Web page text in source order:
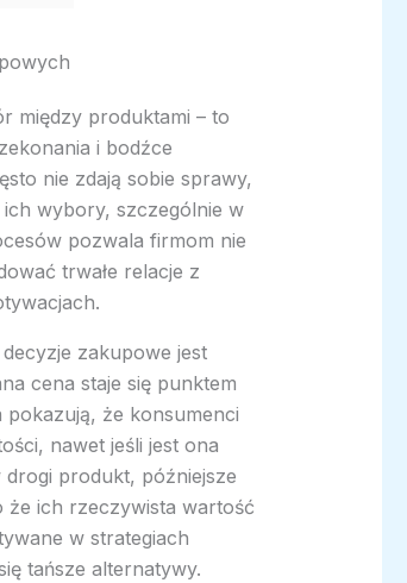
między produktami – to
i bodźce
nie zdają sobie sprawy,
ich wybory, szczególnie w
pozwala firmom nie
trwałe relacje z
zakupowe jest
cena staje się punktem
pokazują, że konsumenci
nawet jeśli jest ona
drogi produkt, późniejsze
że ich rzeczywista wartość
w strategiach
tańsze alternatywy.